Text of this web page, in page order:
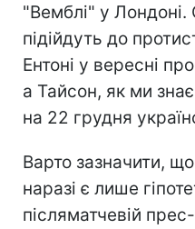
"Вемблі" у
підійдуть до
Ентоні у вересні
а Тайсон, як ми
на 22 грудня
Варто зазначити,
наразі є лише
післяматчевій